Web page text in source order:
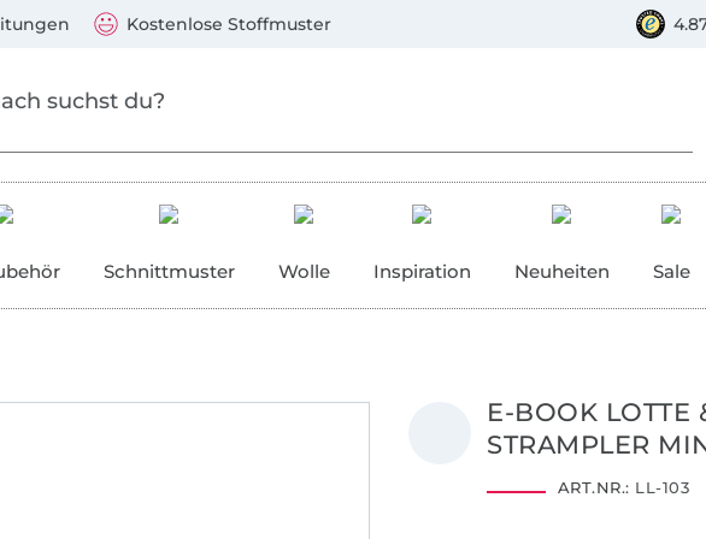
Kostenlose Stoffmuster
Schnittmuster Wolle Inspiration Neuheiten Sale
E-BOOK LOTTE
STRAMPLER
ART.NR.: LL-103
Mastercard, PayPal, Giropay, Kauf auf Rechnung, Vorkasse